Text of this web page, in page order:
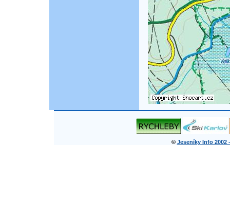
© Jeseníky Info 2002